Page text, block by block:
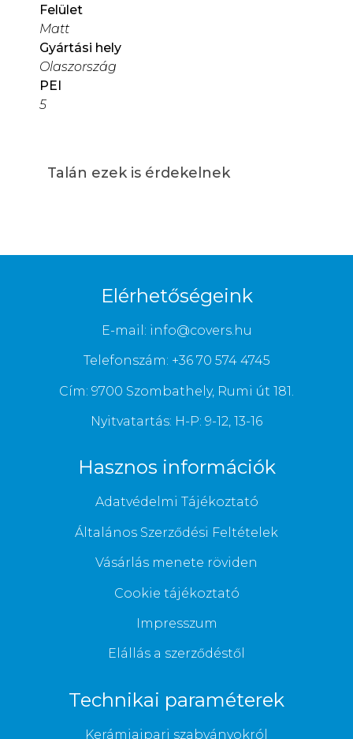
Felület
Matt
Gyártási hely
Olaszország
PEI
5
Talán ezek is érdekelnek
Elérhetőségeink
E-mail: info@covers.hu
Telefonszám: +36 70 574 4745
Cím: 9700 Szombathely, Rumi út 181.
Nyitvatartás: H-P: 9-12, 13-16
Hasznos információk
Adatvédelmi Tájékoztató
Általános Szerződési Feltételek
Vásárlás menete röviden
Cookie tájékoztató
Impresszum
Elállás a szerződéstől
Technikai paraméterek
Kerámiaipari szabványokról